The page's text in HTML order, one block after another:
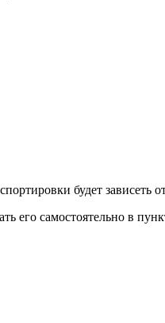
будет зависеть
самостоятельно в